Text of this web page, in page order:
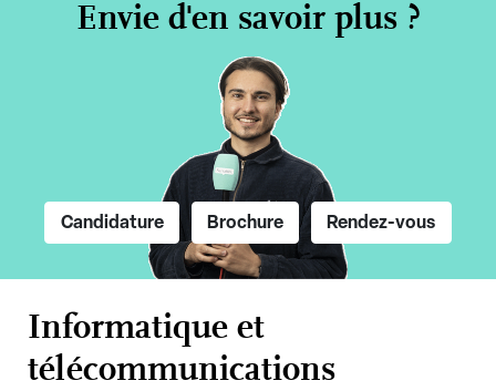
Envie d'en savoir plus ?
Candidature Brochure Rendez-vous
Informatique et
télécommunications